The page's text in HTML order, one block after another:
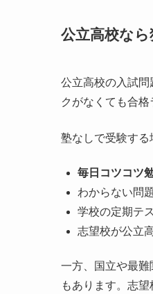
公立高校な
公立高校の入試
クがなくても合格
塾なしで受験する
毎日コツコツ
わからない問
学校の定期テ
志望校が公立
一方、国立や最
もあります。志